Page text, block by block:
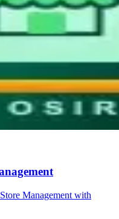
Management with